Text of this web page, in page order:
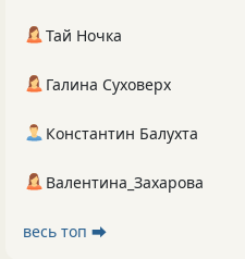
Тай Ночка
Галина Суховерх
Константин Балухта
Валентина_Захарова
весь топ ⮕